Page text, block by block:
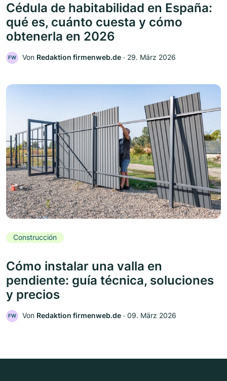
Cédula de habitabilidad en España:
qué es, cuánto cuesta y cómo
obtenerla en 2026
FW Von Redaktion firmenweb.de ‧ 29. März 2026
Construcción
Cómo instalar una valla en
pendiente: guía técnica, soluciones
y precios
FW Von Redaktion firmenweb.de ‧ 09. März 2026